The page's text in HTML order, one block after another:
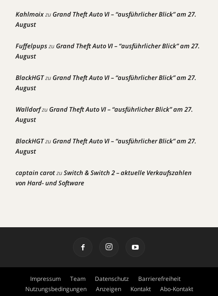
KahlmoixzuGrand Theft Auto VI – “ausführlicher Blick” am 27.
August
FuffelpupszuGrand Theft Auto VI – “ausführlicher Blick” am 27.
August
BlackHGTzuGrand Theft Auto VI – “ausführlicher Blick” am 27.
August
WalldorfzuGrand Theft Auto VI – “ausführlicher Blick” am 27.
August
BlackHGTzuGrand Theft Auto VI – “ausführlicher Blick” am 27.
August
captain carotzuSwitch & Switch 2 – aktuelle Verkaufszahlen
von Hard- und Software
Impressum Team Datenschutz
Barrierefreiheit
Nutzungsbedingungen
Anzeigen Kontakt Abo-Kontakt